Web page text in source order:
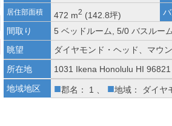
居住部面積 472 m2 (142.8坪)
間取り
5 ベッドルーム, 5/0 バスルー
眺望
ダイヤモンド・ヘッド、マウ
所在地
1031 Ikena Honolulu HI 96821
地域地区
■郡名： 1 、 ■地域： ダイヤ